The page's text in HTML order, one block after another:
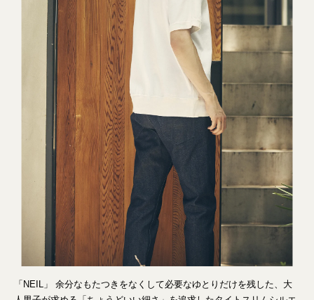
「NEIL」 余分なもたつきをなくして必要なゆとりだけを残した、大